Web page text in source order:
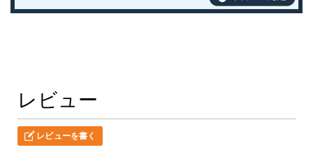
レビュー
レビューを書く